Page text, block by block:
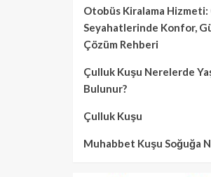
Otobüs Kiralama Hizmeti:
Seyahatlerinde Konfor,
Çözüm Rehberi
Çulluk Kuşu Nerelerde
Bulunur?
Çulluk Kuşu
Muhabbet Kuşu Soğuğa